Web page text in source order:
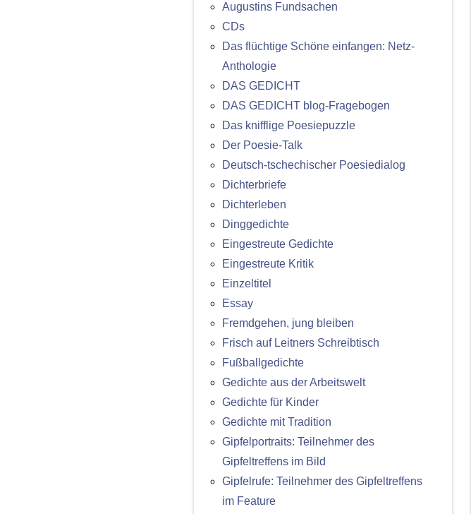
Augustins Fundsachen
CDs
Das flüchtige Schöne einfangen: Netz-
Anthologie
DAS GEDICHT
DAS GEDICHT blog-Fragebogen
Das knifflige Poesiepuzzle
Der Poesie-Talk
Deutsch-tschechischer Poesiedialog
Dichterbriefe
Dichterleben
Dinggedichte
Eingestreute Gedichte
Eingestreute Kritik
Einzeltitel
Essay
Fremdgehen, jung bleiben
Frisch auf Leitners Schreibtisch
Fußballgedichte
Gedichte aus der Arbeitswelt
Gedichte für Kinder
Gedichte mit Tradition
Gipfelportraits: Teilnehmer des
Gipfeltreffens im Bild
Gipfelrufe: Teilnehmer des Gipfeltreffens
im Feature